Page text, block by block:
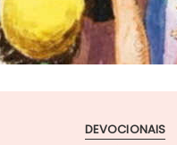
DEVOCIONAIS